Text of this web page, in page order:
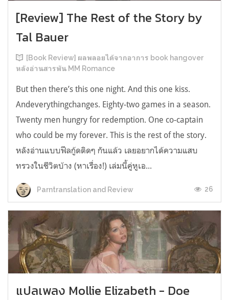
[Review] The Rest of the Story by
Tal Bauer
[Book Review] ผลพลอยได้จากอาการ book hangover
หลังอ่านสารพัน MM Romance
But then there’s this one night. And this one kiss.
Andeverythingchanges. Eighty-two games in a season.
Twenty men hungry for redemption. One co-captain
who could be my forever. This is the rest of the story.
หลังอ่านแบบฟีลกู้ดติดๆ กันแล้ว เลยอยากได้ความแสบ
ทรวงในชีวิตบ้าง (หาเรื่อง!) เล่มนี้คู่หูเอ...
Parntranslation and Review 26
แปลเพลง Mollie Elizabeth - Doe